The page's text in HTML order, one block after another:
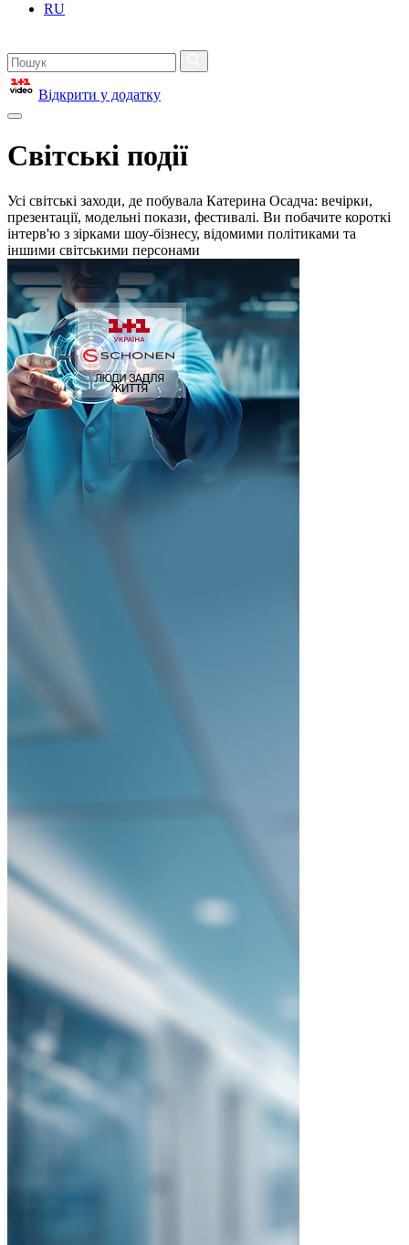
RU
Відкрити у додатку
Світські події
Усі світські заходи, де побувала Катерина Осадча: вечірки,
презентації, модельні покази, фестивалі. Ви побачите короткі
інтерв'ю з зірками шоу-бізнесу, відомими політиками та
іншими світськими персонами